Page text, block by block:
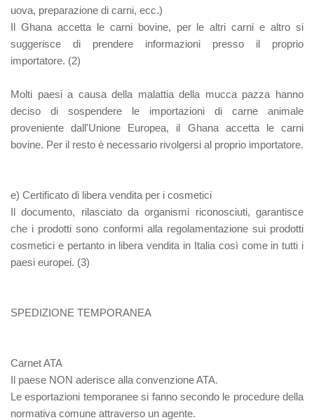
uova, preparazione di carni, ecc.)
Il Ghana accetta le carni bovine, per le altri carni e altro si
suggerisce di prendere informazioni presso il proprio
importatore. (2)
Molti paesi a causa della malattia della mucca pazza hanno
deciso di sospendere le importazioni di carne animale
proveniente dall'Unione Europea, il Ghana accetta le carni
bovine. Per il resto è necessario rivolgersi al proprio importatore.
e) Certificato di libera vendita per i cosmetici
Il documento, rilasciato da organismi riconosciuti, garantisce
che i prodotti sono conformi alla regolamentazione sui prodotti
cosmetici e pertanto in libera vendita in Italia così come in tutti i
paesi europei. (3)
SPEDIZIONE TEMPORANEA
Carnet ATA
Il paese NON aderisce alla convenzione ATA.
Le esportazioni temporanee si fanno secondo le procedure della
normativa comune attraverso un agente.